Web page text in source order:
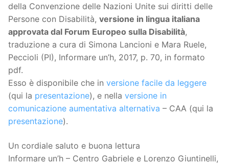
della Convenzione delle Nazioni Unite sui diritti delle
Persone con Disabilità, versione in lingua italiana
approvata dal Forum Europeo sulla Disabilità,
traduzione a cura di Simona Lancioni e Mara Ruele,
Peccioli (PI), Informare un’h, 2017, p. 70, in formato
pdf.
Esso è disponibile che in versione facile da leggere
(qui la presentazione), e nella versione in
comunicazione aumentativa alternativa – CAA (qui la
presentazione).
Un cordiale saluto e buona lettura
Informare un’h – Centro Gabriele e Lorenzo Giuntinelli,